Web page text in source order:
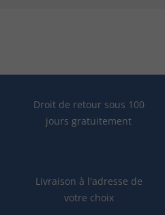
Droit de retour sous 100
jours gratuitement
Livraison à l'adresse de
votre choix